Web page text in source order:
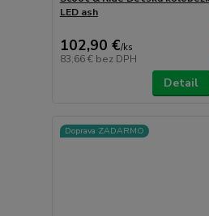
LED ash
102,90 €/ks
83,66 € bez DPH
Detail
Doprava ZADARMO